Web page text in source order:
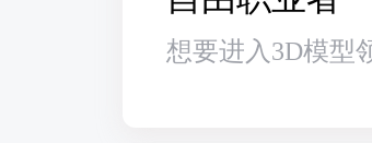
想要进入3D模型